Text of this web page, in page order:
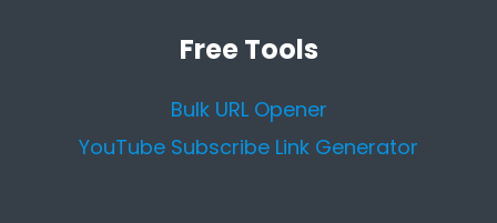
Free Tools
Bulk URL Opener
YouTube Subscribe Link Generator